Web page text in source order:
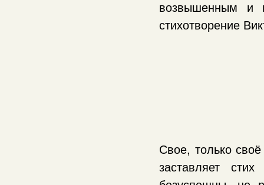
возвышенным и
стихотворение
Свое, только
заставляет